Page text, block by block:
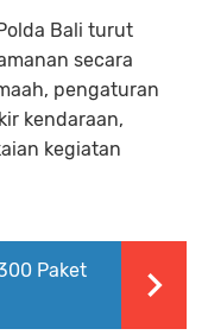
Bali turut
secara
pengaturan
kendaraan,
kegiatan
Paket